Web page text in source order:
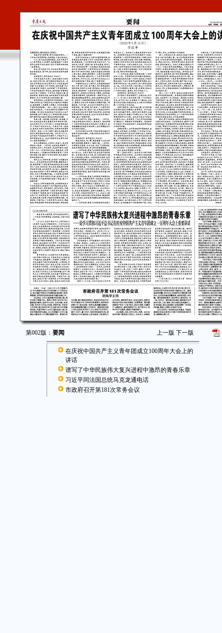
第002版： 要闻 上一版 下一版
在庆祝中国共产主义青年团成立100周年大会上的
讲话
谱写了中华民族伟大复兴进程中激昂的青春乐章
习近平同法国总统马克龙通电话
市政府召开第181次常务会议